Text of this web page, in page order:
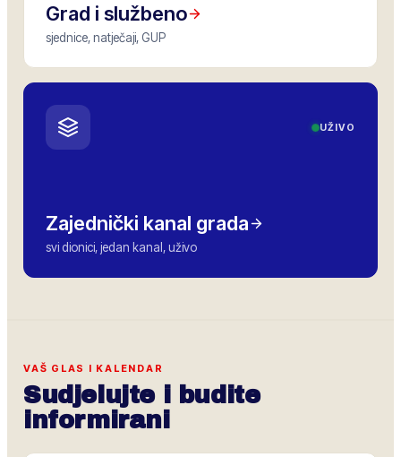
Grad i službeno
sjednice, natječaji, GUP
UŽIVO
Zajednički kanal grada
svi dionici, jedan kanal, uživo
VAŠ GLAS I KALENDAR
Sudjelujte i budite
informirani